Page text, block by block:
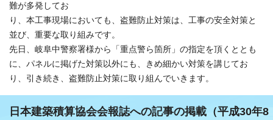
難が多発してお
り、本工事現場においても、盗難防止対策は、工事の安全対策と
並び、重要な取り組みです。
先日、岐阜中警察署様から「重点警ら箇所」の指定を頂くととも
に、パネルに掲げた対策以外にも、きめ細かい対策を講じてお
り、引き続き、盗難防止対策に取り組んでいきます。
日本建築積算協会会報誌への記事の掲載（平成30年8